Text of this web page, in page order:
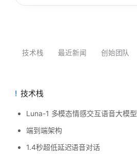
技术栈 最近新闻 创始团队
技术栈
Luna-1 多模态情感交互语音大模型
端到端架构
1.4秒超低延迟语音对话